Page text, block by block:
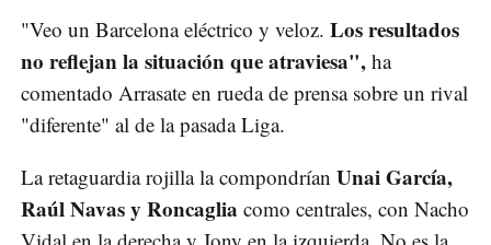
"Veo un Barcelona eléctrico y veloz. Los resultados
no reflejan la situación que atraviesa", ha
comentado Arrasate en rueda de prensa sobre un rival
"diferente" al de la pasada Liga.
La retaguardia rojilla la compondrían Unai García,
Raúl Navas y Roncaglia como centrales, con Nacho